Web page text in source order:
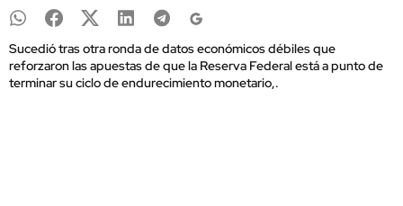
Sucedió tras otra ronda de datos económicos débiles que
reforzaron las apuestas de que la Reserva Federal está a punto de
terminar su ciclo de endurecimiento monetario,.